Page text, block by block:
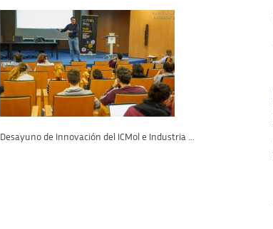
Desayuno de Innovación del ICMol e Industria ...